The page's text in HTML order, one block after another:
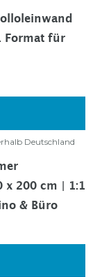
Format für
Deutschland
x 200 cm | 1:1
& Büro